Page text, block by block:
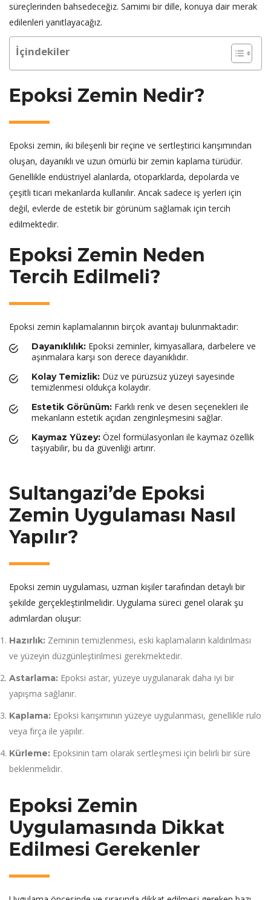
süreçlerinden bahsedeceğiz. Samimi bir dille, konuya dair merak
edilenleri yanıtlayacağız.
İçindekiler
Epoksi Zemin Nedir?
Epoksi zemin, iki bileşenli bir reçine ve sertleştirici karışımından
oluşan, dayanıklı ve uzun ömürlü bir zemin kaplama türüdür.
Genellikle endüstriyel alanlarda, otoparklarda, depolarda ve
çeşitli ticari mekanlarda kullanılır. Ancak sadece iş yerleri için
değil, evlerde de estetik bir görünüm sağlamak için tercih
edilmektedir.
Epoksi Zemin Neden
Tercih Edilmeli?
Epoksi zemin kaplamalarının birçok avantajı bulunmaktadır:
Dayanıklılık: Epoksi zeminler, kimyasallara, darbelere ve
aşınmalara karşı son derece dayanıklıdır.
Kolay Temizlik: Düz ve pürüzsüz yüzeyi sayesinde
temizlenmesi oldukça kolaydır.
Estetik Görünüm: Farklı renk ve desen seçenekleri ile
mekanların estetik açıdan zenginleşmesini sağlar.
Kaymaz Yüzey: Özel formülasyonları ile kaymaz özellik
taşıyabilir, bu da güvenliği artırır.
Sultangazi’de Epoksi
Zemin Uygulaması Nasıl
Yapılır?
Epoksi zemin uygulaması, uzman kişiler tarafından detaylı bir
şekilde gerçekleştirilmelidir. Uygulama süreci genel olarak şu
adımlardan oluşur:
Hazırlık: Zeminin temizlenmesi, eski kaplamaların kaldırılması
ve yüzeyin düzgünleştirilmesi gerekmektedir.
Astarlama: Epoksi astar, yüzeye uygulanarak daha iyi bir
yapışma sağlanır.
Kaplama: Epoksi karışımının yüzeye uygulanması, genellikle rulo
veya fırça ile yapılır.
Kürleme: Epoksinin tam olarak sertleşmesi için belirli bir süre
beklenmelidir.
Epoksi Zemin
Uygulamasında Dikkat
Edilmesi Gerekenler